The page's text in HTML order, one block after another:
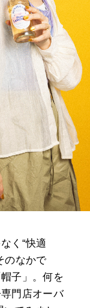
く“快適
のなかで
子」。何を
門店オーバ